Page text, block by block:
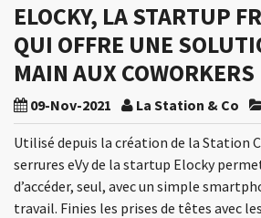
ELOCKY, LA STARTUP
QUI OFFRE UNE
MAIN AUX COWORKERS
09-Nov-2021 La Station & Co
Utilisé depuis la création de la Station
serrures eVy de la startup Elocky
d’accéder, seul, avec un simple
travail. Finies les prises de têtes avec